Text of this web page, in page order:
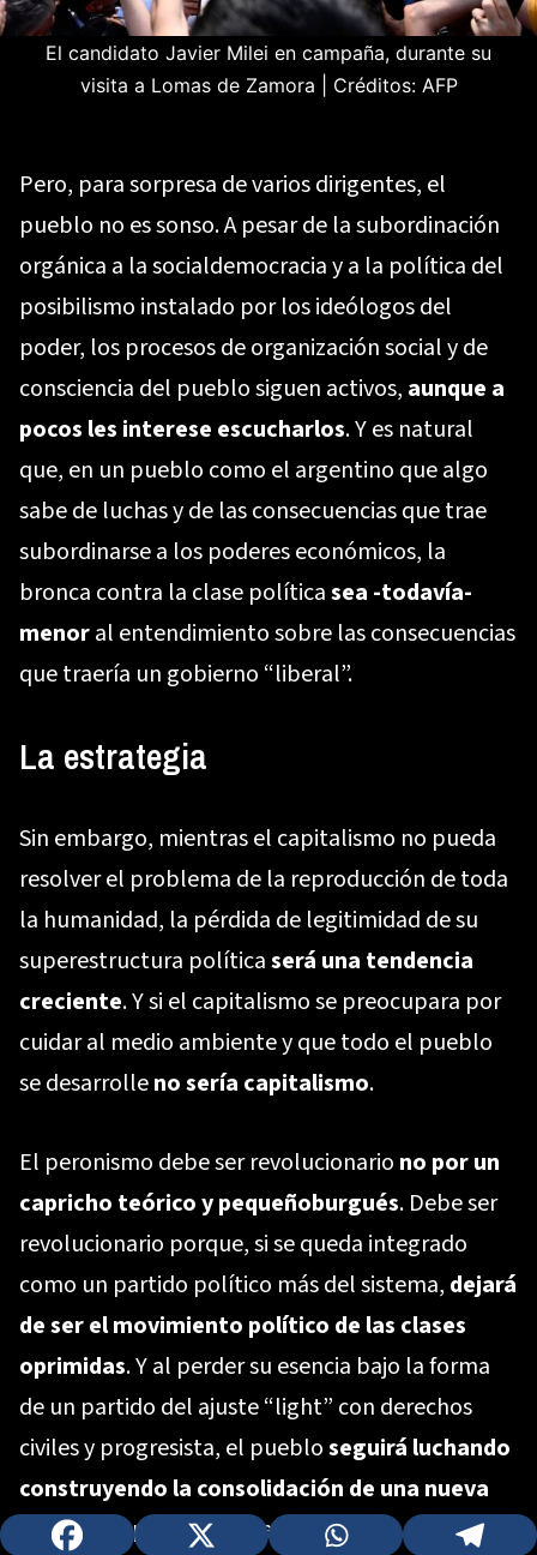
El candidato Javier Milei en campaña, durante su
visita a Lomas de Zamora
Créditos: AFP
Pero, para sorpresa de varios dirigentes, el
pueblo no es sonso. A pesar de la subordinación
orgánica a la socialdemocracia y a la política del
posibilismo instalado por los ideólogos del
poder, los procesos de organización social y de
consciencia del pueblo siguen activos, aunque a
pocos les interese escucharlos. Y es natural
que, en un pueblo como el argentino que algo
sabe de luchas y de las consecuencias que trae
subordinarse a los poderes económicos, la
bronca contra la clase políticasea -todavía-
menoral entendimiento sobre las consecuencias
que traería un gobierno “liberal”.
La estrategia
Sin embargo, mientras el capitalismo no pueda
resolver el problema de la reproducción de toda
la humanidad, la pérdida de legitimidad de su
superestructura políticaserá una tendencia
creciente. Y si el capitalismo se preocupara por
cuidar al medio ambiente y que todo el pueblo
se desarrolleno sería capitalismo.
El peronismo debe ser revolucionario no por un
capricho teórico y pequeñoburgués. Debe ser
revolucionario porque, si se queda integrado
como un partido político más del sistema, dejará
de ser el movimiento político de las clases
oprimidas. Y al perder su esencia bajo la forma
de un partido del ajuste “light” con derechos
civiles y progresista, el puebloseguirá luchando
construyendo la consolidación de una nueva
identidad , pero nunca resignándose.